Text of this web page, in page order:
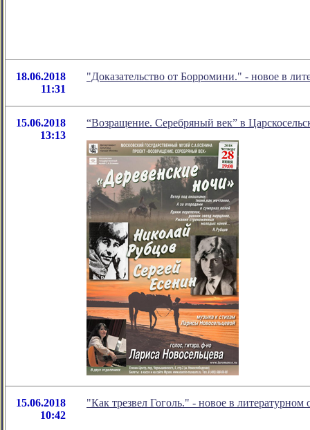
18.06.2018
11:31
"Доказательство от Борромини." - новое в
15.06.2018
13:13
“Возращение. Серебряный век” в
15.06.2018
10:42
"Как трезвел Гоголь." - новое в